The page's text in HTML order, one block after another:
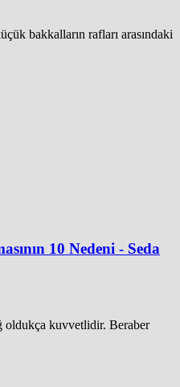
bakkalların rafları arasındaki
10 Nedeni - Seda
oldukça kuvvetlidir. Beraber